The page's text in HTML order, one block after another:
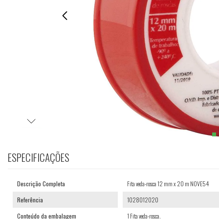
ESPECIFICAÇÕES
Descrição Completa
Fita veda-rosca 12 mm x 20 m NOVE54
Referência
1028012020
Conteúdo da embalagem
1 Fita veda-rosca.